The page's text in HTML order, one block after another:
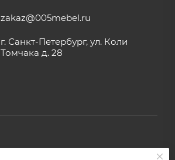
zakaz@005mebel.ru
г. Санкт-Петербург, ул. Коли
Томчака д. 28